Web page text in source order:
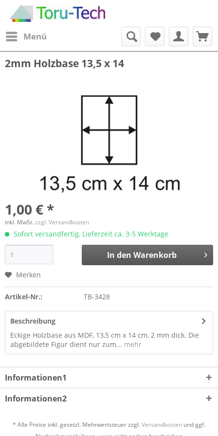
Menü
2mm Holzbase 13,5 x 14
1,00 € *
inkl. MwSt.zzgl. Versandkosten
Sofort versandfertig, Lieferzeit ca. 3-5 Werktage
In den Warenkorb
Merken
Artikel-Nr.: TB-3428
Beschreibung
Eckige Holzbase aus MDF, 13,5 cm x 14 cm, 2 mm dick. Die
abgebildete Figur dient nur zum... mehr
Informationen1
Informationen2
* Alle Preise inkl. gesetzl. Mehrwertsteuer zzgl.Versandkosten und ggf.